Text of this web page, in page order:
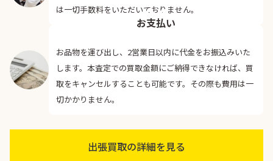
は一切手数料をいただいておりません。
04
お支払い
お品物を運び出し、2営業日以内に代金をお振込みいた
します。本査定での買取金額にご納得できなければ、買
取をキャンセルすることも可能です。その際も費用は一
切かかりません。
出張買取の詳細を見る